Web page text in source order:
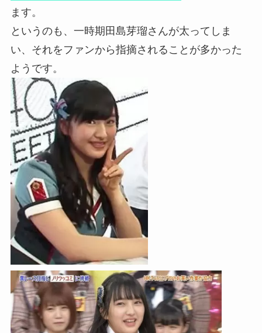
ます。
というのも、一時期田島芽瑠さんが太ってしま
い、それをファンから指摘されることが多かった
ようです。